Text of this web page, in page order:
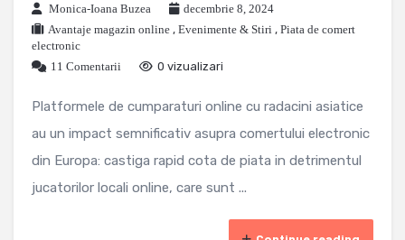
Monica-Ioana Buzea
decembrie 8, 2024
Avantaje magazin online , Evenimente & Stiri , Piata de comert
electronic
11 Comentarii
0 vizualizari
Platformele de cumparaturi online cu radacini asiatice
au un impact semnificativ asupra comertului electronic
din Europa: castiga rapid cota de piata in detrimentul
jucatorilor locali online, care sunt ...